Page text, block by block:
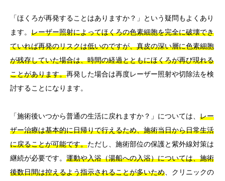
「ほくろが再発することはありますか？」という疑問もよくあり
ます。 レーザー照射によってほくろの色素細胞を完全に破壊でき
ていれば再発のリスクは低いのですが、真皮の深い層に色素細胞
が残存していた場合は、時間の経過とともにほくろが再び現れる
ことがあります。再発した場合は再度レーザー照射や切除法を検
討することになります。
「施術後いつから普通の生活に戻れますか？」については、 レー
ザー治療は基本的に日帰りで行えるため、施術当日から日常生活
に戻ることが可能です。ただし、施術部位の保護と紫外線対策は
継続が必要です。 運動や入浴（湯船への入浴）については、施術
後数日間は控えるよう指示されることが多いため 、クリニックの